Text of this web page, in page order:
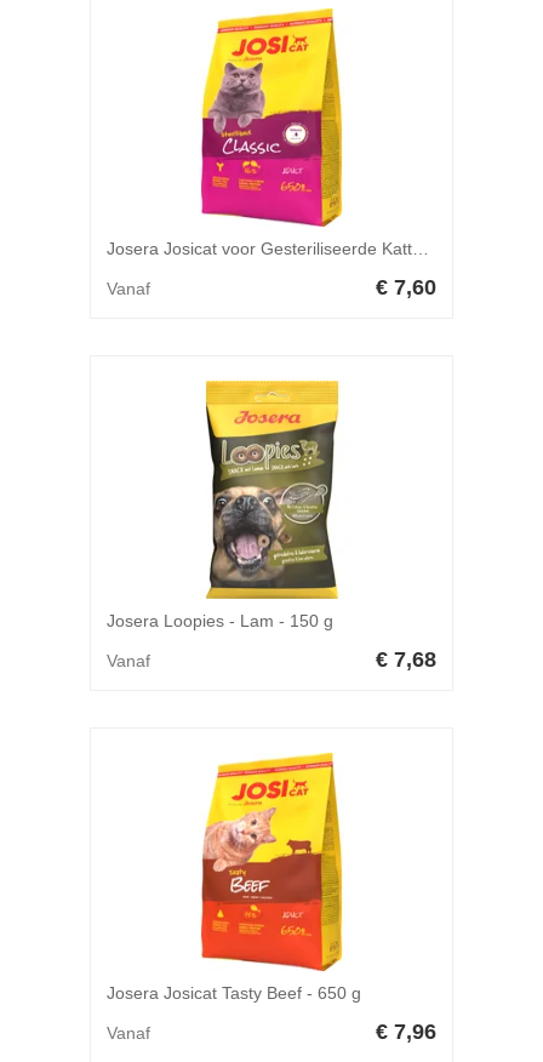
Vanaf € 7,60
Josera Loopies - Lam - 150 g
Vanaf € 7,68
Josera Josicat Tasty Beef - 650 g
Vanaf € 7,96